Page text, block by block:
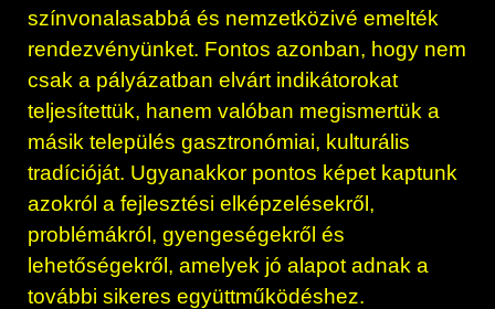
színvonalasabbá és nemzetközivé emelték
rendezvényünket. Fontos azonban, hogy nem
csak a pályázatban elvárt indikátorokat
teljesítettük, hanem valóban megismertük a
másik település gasztronómiai, kulturális
tradícióját. Ugyanakkor pontos képet kaptunk
azokról a fejlesztési elképzelésekről,
problémákról, gyengeségekről és
lehetőségekről, amelyek jó alapot adnak a
további sikeres együttműködéshez.